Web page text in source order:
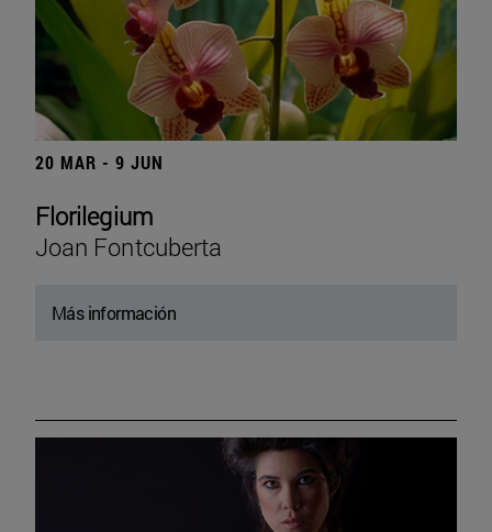
20 MAR - 9 JUN
Florilegium
Joan Fontcuberta
Más información